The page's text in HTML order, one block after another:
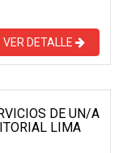
VER DETALLE
DE UN/A
LIMA